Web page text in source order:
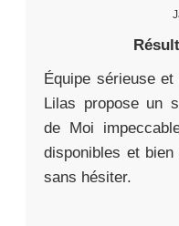
Équipe sérieuse
Lilas propose un
de Moi
disponibles et
sans hésiter.